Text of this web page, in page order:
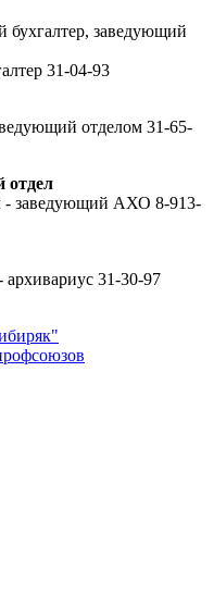
заведующий
31-04-93
отделом 31-65-
отдел
- заведующий АХО 8-913-
31-30-97